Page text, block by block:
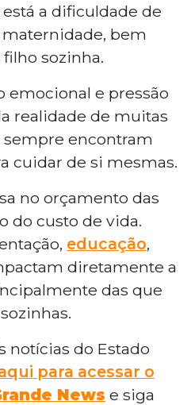
a dificuldade de
bem
sozinha.
emocional e pressão
realidade de muitas
encontram
cuidar de si mesmas.
no orçamento das
do custo de vida.
educação,
diretamente a
das que
notícias do Estado
para acessar o
News e siga